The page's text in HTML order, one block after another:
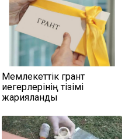
Мемлекеттік грант
иегерлерінің тізімі
жарияланды